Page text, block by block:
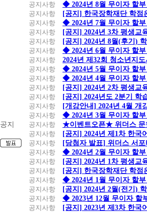
공지사항
◆ 2024년 8월 무이자 할
공지사항
[공지] 한국장학재단 학점
공지사항
◆ 2024년 7월 무이자 할
공지사항
[공지] 2024년 3차 평생교
공지사항
[공지] 2024년 8월(후기)
공지사항
◆ 2024년 6월 무이자 할
공지사항
2024년 제32회 청소년지
공지사항
◆ 2024년 5월 무이자 할
공지사항
◆ 2024년 4월 무이자 할
공지사항
[공지] 2024년 2차 평생교
공지사항
[공지] 2024년도 2분기 학
공지사항
[개강안내] 2024년 4월 개
공지사항
◆ 2024년 3월 무이자 할
공지
공지사항
★이벤트오픈★ 위더스 문
공지사항
[공지] 2024년 제1차 한국
공지사항
[당첨자 발표] 위더스 서
공지사항
◆ 2024년 2월 무이자 할
공지사항
[공지] 2024년 1차 평생교
공지사항
[공지] 한국장학재단 학점
공지사항
◆ 2024년 1월 무이자 할
공지사항
[공지] 2024년 2월(전기)
공지사항
◆ 2023년 12월 무이자 할
공지사항
[공지] 2023년 제3차 한국